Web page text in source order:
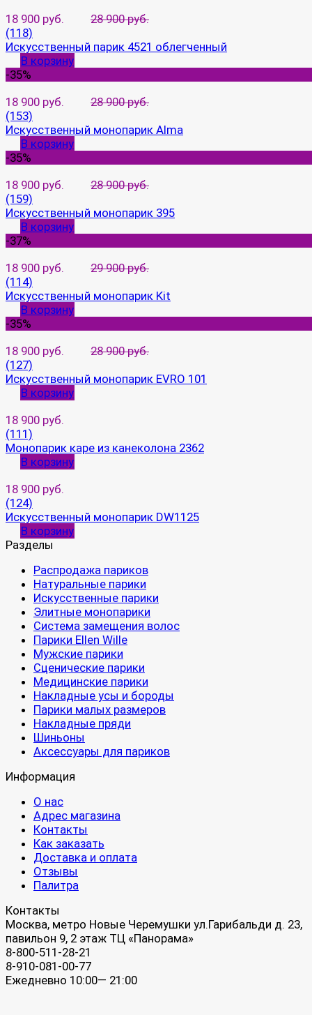
18 900 руб.
28 900 руб.
(118)
Искусственный парик 4521 облегченный
В корзину
-35%
18 900 руб.
28 900 руб.
(153)
Искусственный монопарик Alma
В корзину
-35%
18 900 руб.
28 900 руб.
(159)
Искусственный монопарик 395
В корзину
-37%
18 900 руб.
29 900 руб.
(114)
Искусственный монопарик Kit
В корзину
-35%
18 900 руб.
28 900 руб.
(127)
Искусственный монопарик EVRO 101
В корзину
18 900 руб.
(111)
Монопарик каре из канеколона 2362
В корзину
18 900 руб.
(124)
Искусственный монопарик DW1125
В корзину
Разделы
Распродажа париков
Натуральные парики
Искусственные парики
Элитные монопарики
Система замещения волос
Парики Ellen Wille
Мужские парики
Сценические парики
Медицинские парики
Накладные усы и бороды
Парики малых размеров
Накладные пряди
Шиньоны
Аксессуары для париков
Информация
О нас
Адрес магазина
Контакты
Как заказать
Доставка и оплата
Отзывы
Палитра
Контакты
Москва, метро Новые Черемушки ул.Гарибальди д. 23,
павильон 9, 2 этаж ТЦ «Панорама»
8-800-511-28-21
8-910-081-00-77
Ежедневно 10:00— 21:00